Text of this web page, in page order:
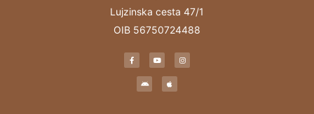
Lujzinska cesta 47/1
OIB 56750724488